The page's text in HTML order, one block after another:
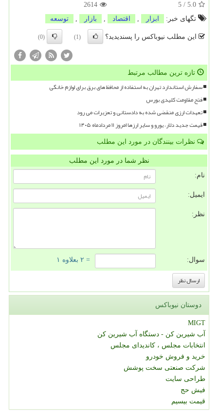
5.0
/
5
2614
تگهای خبر:
ابزار , اقتصاد , بازار , توسعه
این مطلب نیوباکس را پسندیدید؟ (1)
(0)
تازه ترین مطالب مرتبط
سفارش استاندارد تهران به استفاده از محافظ های برق برای لوازم خانگی
فتح مقاومت کلیدی بورس
تعهدات ارزی منقضی شده به دادستانی و تعزیرات می رود
قیمت جدید دلار، یورو و سایر ارزها امروز ۱۱ مردادماه ۱۴۰۵
نظرات بینندگان در مورد این مطلب
نظر شما در مورد این مطلب
نام:
ایمیل:
نظر:
سوال: = ۲ بعلاوه ۱
دوستان نیوباکس
MIGT
آب شیرین کن - دستگاه آب شیرین کن
انتخابات مجلس ، کاندیدای مجلس
خرید و فروش خودرو
شرکت صنعتی سخت پوشش
طراحی سایت
فیش حج
قیمت بیسیم